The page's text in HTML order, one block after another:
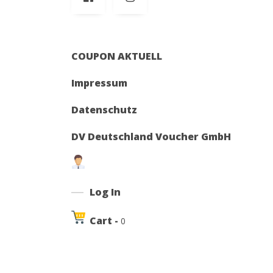
COUPON AKTUELL
Impressum
Datenschutz
DV Deutschland Voucher GmbH
Log In
Cart - 0